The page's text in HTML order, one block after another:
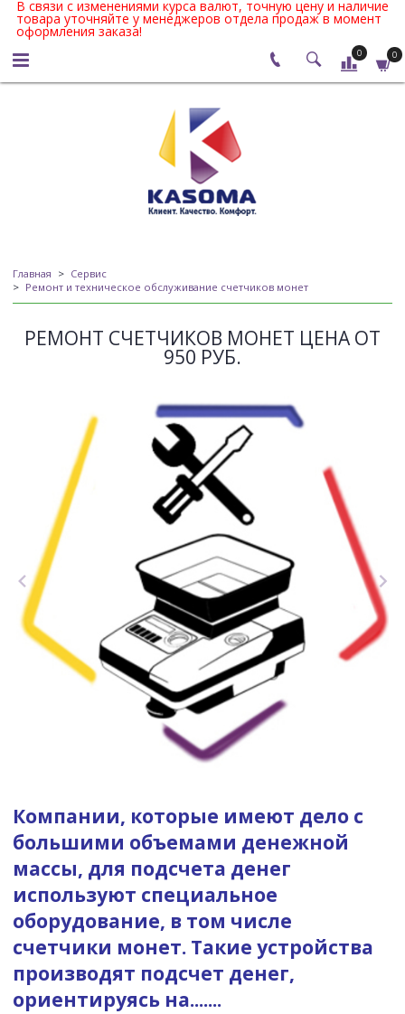
В связи с изменениями курса валют, точную цену и наличие
товара уточняйте у менеджеров отдела продаж в момент
оформления заказа!
0 0
Главная
Сервис
Ремонт и техническое обслуживание счетчиков монет
РЕМОНТ СЧЕТЧИКОВ МОНЕТ ЦЕНА ОТ
950 РУБ.
Компании, которые имеют дело с
большими объемами денежной
массы, для подсчета денег
используют специальное
оборудование, в том числе
счетчики монет. Такие устройства
производят подсчет денег,
ориентируясь на.......